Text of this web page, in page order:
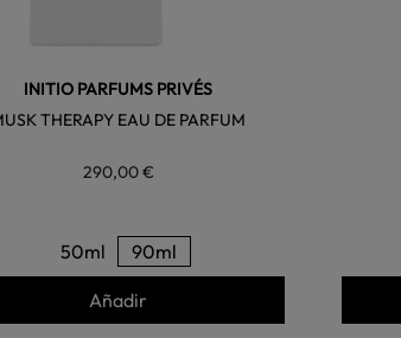
INITIO PARFUMS PRIVÉS
THERAPY EAU DE PARFUM
290,00 €
50ml 90ml
Añadir